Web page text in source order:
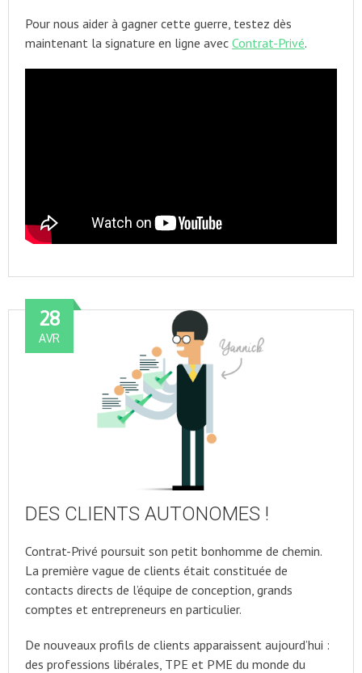
Pour nous aider à gagner cette guerre, testez dès
maintenant la signature en ligne avec Contrat-Privé.
DES CLIENTS AUTONOMES !
28
AVR
Contrat-Privé poursuit son petit bonhomme de chemin.
La première vague de clients était constituée de
contacts directs de l’équipe de conception, grands
comptes et entrepreneurs en particulier.
De nouveaux profils de clients apparaissent aujourd’hui :
des professions libérales, TPE et PME du monde du